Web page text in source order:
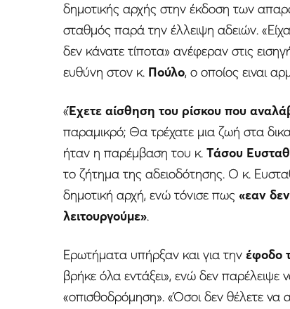
δημοτικής αρχής στην έκδοση των
σταθμός παρά την έλλειψη αδειών.
δεν κάνατε τίποτα» ανέφεραν στις
ευθύνη στον κ. Πούλο, ο οποίος ειναι
«Έχετε αίσθηση του ρίσκου που
παραμικρό; Θα τρέχατε μια ζωή στα
ήταν η παρέμβαση του κ. Τάσου
το ζήτημα της αδειοδότησης. Ο κ.
δημοτική αρχή, ενώ τόνισε πως «εαν
λειτουργούμε».
Ερωτήματα υπήρξαν και για την έφοδο
βρήκε όλα εντάξει», ενώ δεν παρέλειψε
«οπισθοδρόμηση». «Όσοι δεν θέλετε να